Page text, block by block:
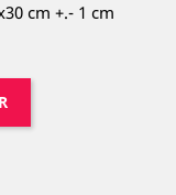
cm +.- 1 cm